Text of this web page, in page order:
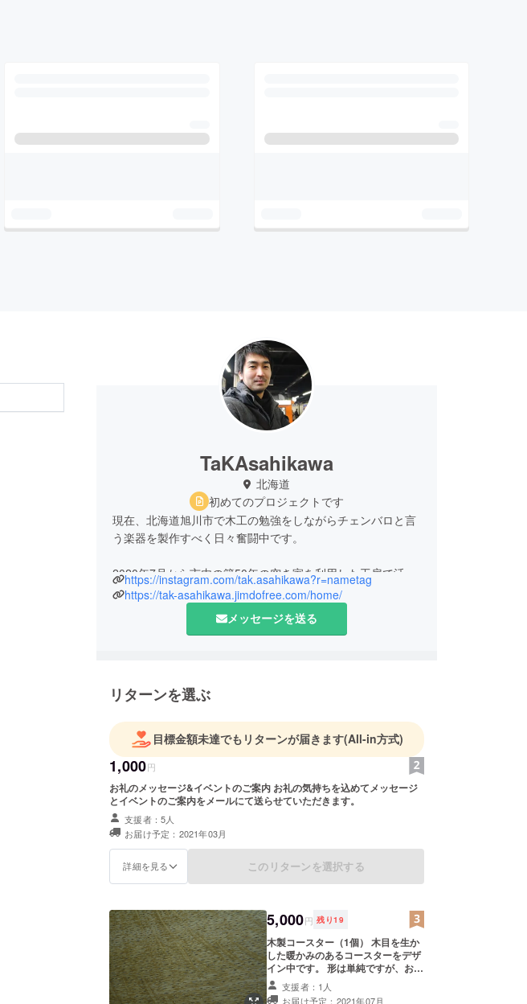
TaKAsahikawa
北海道
初めてのプロジェクトです
現在、北海道旭川市で木工の勉強をしながらチェンバロと言
う楽器を製作すべく日々奮闘中です。
2020年7月から市内の築50年の空き家を利用した工房で活動
しています。
2021年4月オープン予定の2階は旭川市内もしくは北海道内で
自分の持っている物を活かして、少しでも旭川を盛り上げる
https://instagram.com/tak.asahikawa?r=nametag
https://tak-asahikawa.jimdofree.com/home/
メッセージを送る
リターンを選ぶ
目標金額未達でもリターンが届きます(All-in方式)
1,000円
お礼のメッセージ&イベントのご案内 お礼の気持ちを込めてメッセージ
とイベントのご案内をメールにて送らせていただきます。
支援者：5人
お届け予定：2021年03月
詳細を見る このリターンを選択する
5,000円 残り19
木製コースター（1個） 木目を生か
した暖かみのあるコースターをデザ
イン中です。 形は単純ですが、お礼
の気持ちを込めて綺麗に仕上げさせ
ていただきます！ （写真はイメージ
支援者：1人
お届け予定：2021年07月